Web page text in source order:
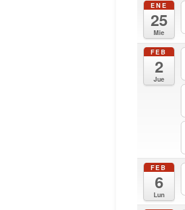
ENE
25
Mie
FEB
2
Jue
FEB
6
Lun